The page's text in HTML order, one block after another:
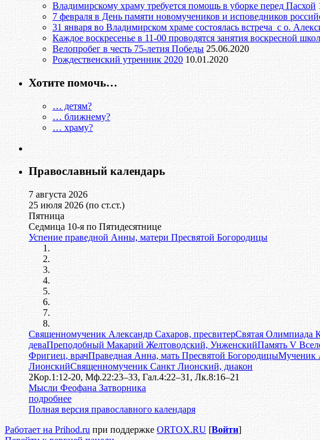
Владимирскому храму требуется помощь в уборке перед Пасхой
7 февраля в День памяти новомучеников и исповедников
31 января во Владимирском храме состоялась встреча с о.
Каждое воскресенье в 11-00 проводятся занятия воскресной
Велопробег в честь 75-летия Победы 25.06.2020
Рождественский утренник 2020 10.01.2020
Хотите помочь…
… детям?
… ближнему?
… храму?
Православный календарь
7 августа 2026
25 июля 2026 (по ст.ст.)
Пятница
Седмица 10-я по Пятидесятнице
Успение праведной Анны, матери Пресвятой Богородицы
Священномученик Александр Сахаров, пресвитерСвятая Олимпиада
деваПреподобный Макарий Желтоводский, УнженскийПамять V
Фригиец, врачПраведная Анна, мать Пресвятой БогородицыМученик
ЛионскийСвященномученик Санкт Лионский, диакон
2Кор.1:12-20, Мф.22:23–33, Гал.4:22–31, Лк.8:16–21
Мысли Феофана Затворника
подробнее
Полная версия православного календаря
Работает на Prihod.ru при поддержке ORTOX.RU [Войти]